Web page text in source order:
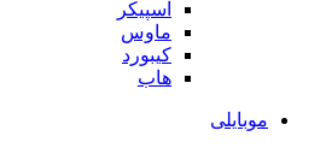
اسپیکر
ماوس
کیبورد
هاب
موبایلی